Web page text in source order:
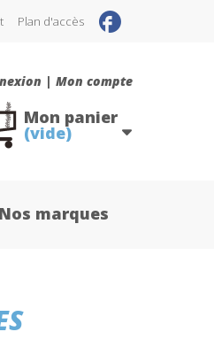
Plan d'accès
| Mon compte
Mon panier
(vide)
Nos marques